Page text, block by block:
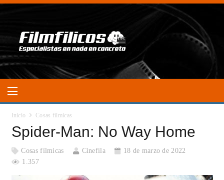
Inicio Cosas fílmicas
Spider-Man: No Way Home
Cosas fílmicas Cinefila
18 de marzo de 2022
1.357